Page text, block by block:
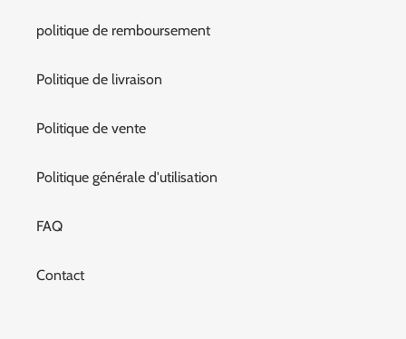
politique de remboursement
Politique de livraison
Politique de vente
Politique générale d'utilisation
FAQ
Contact